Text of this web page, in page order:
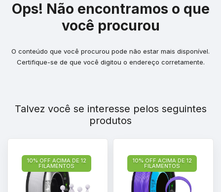
Ops! Não encontramos o que
você procurou
O conteúdo que você procurou pode não estar mais disponível.
Certifique-se de que você digitou o endereço corretamente.
Talvez você se interesse pelos seguintes
produtos
10% OFF ACIMA DE 12
FILAMENTOS
10% OFF ACIMA DE 12
FILAMENTOS